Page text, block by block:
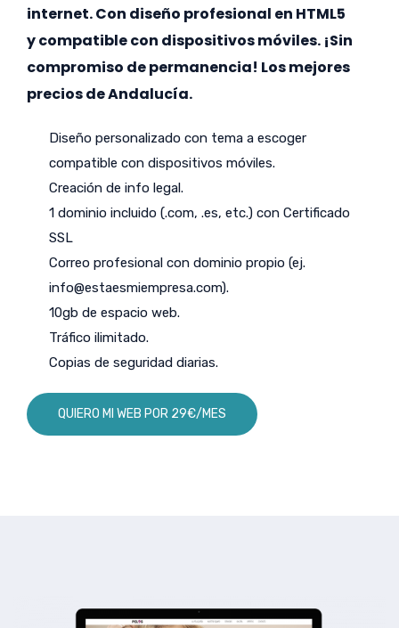
internet. Con diseño profesional en HTML5
y compatible con dispositivos móviles. ¡Sin
compromiso de permanencia! Los mejores
precios de Andalucía.
Diseño personalizado con tema a escoger
compatible con dispositivos móviles.
Creación de info legal.
1 dominio incluido (.com, .es, etc.) con Certificado
SSL
Correo profesional con dominio propio (ej.
info@estaesmiempresa.com).
10gb de espacio web.
Tráfico ilimitado.
Copias de seguridad diarias.
QUIERO MI WEB POR 29€/MES